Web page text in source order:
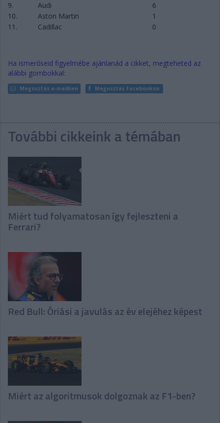
9.
Audi
6
10.
Aston Martin
1
11.
Cadillac 0
Ha ismerőseid figyelmébe ajánlanád a cikket, megteheted az
alábbi gombokkal:
Megosztás e-mailben Megosztás Facebookon
További cikkeink a témában
Miért tud folyamatosan így fejleszteni a
Ferrari?
Red Bull: Óriási a javulás az év elejéhez képest
Miért az algoritmusok dolgoznak az F1-ben?